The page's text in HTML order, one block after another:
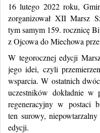
16 lutego 2022 roku,
zorganizował XII Marsz
tym samym 159. rocznicę
z Ojcowa do Miechowa
W tegorocznej edycji
jego idei, czyli
wsparcia. W ostatnich
uczestników dokładnie w
regeneracyjny w postaci
ten surowy,
edycji.